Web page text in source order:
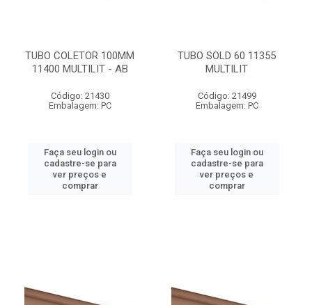
TUBO COLETOR 100MM
11400 MULTILIT - AB
Código: 21430
Embalagem: PC
Faça seu login ou
cadastre-se para
ver preços e
comprar
TUBO SOLD 60 11355
MULTILIT
Código: 21499
Embalagem: PC
Faça seu login ou
cadastre-se para
ver preços e
comprar